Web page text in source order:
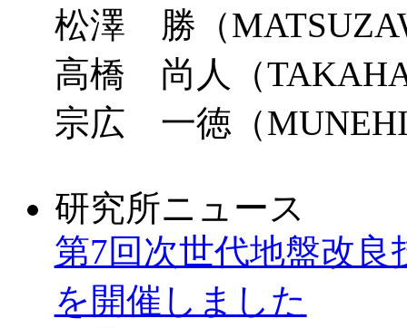
松澤 勝（
高橋 尚人（
宗広 一徳（
研究所ニュース
第7回次世代地盤改
を開催しました